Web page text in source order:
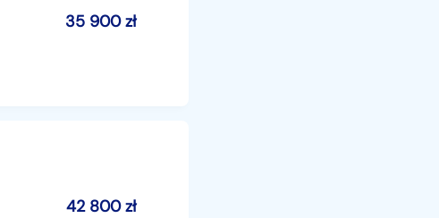
35 900zł
42 800zł